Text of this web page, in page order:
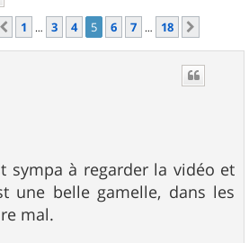
5sur 18
Précédent
1 … 3 4 5 6 7 … 18
sympa à regarder la vidéo et
une belle gamelle, dans les
mal.